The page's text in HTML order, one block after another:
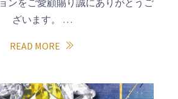
ンをご愛顧賜り誠にありがとうご
ざいます。 …
READ MORE